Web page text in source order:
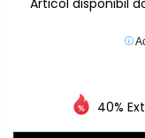
Articol disponibil
40%